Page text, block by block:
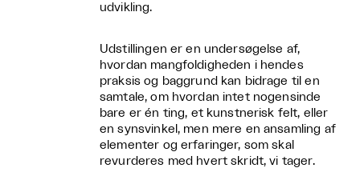
udvikling.
Udstillingen er en undersøgelse af,
hvordan mangfoldigheden i hendes
praksis og baggrund kan bidrage til en
samtale, om hvordan intet nogensinde
bare er én ting, et kunstnerisk felt, eller
en synsvinkel, men mere en ansamling af
elementer og erfaringer, som skal
revurderes med hvert skridt, vi tager.